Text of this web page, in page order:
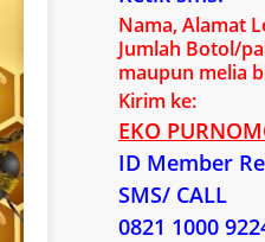
Nama, Alamat
Jumlah Botol/
maupun melia
Kirim ke:
EKO
ID Member
SMS/ CALL
0821 1000